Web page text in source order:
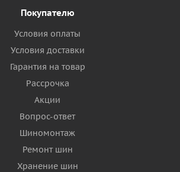
Покупателю
Условия оплаты
Условия доставки
Гарантия на товар
Рассрочка
Акции
Вопрос-ответ
Шиномонтаж
Ремонт шин
Хранение шин